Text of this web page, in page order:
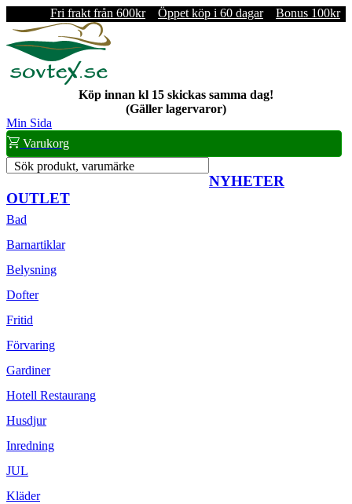
Fri frakt från 600kr Öppet köp i 60 dagar Bonus 100kr
Köp innan kl 15 skickas samma dag!
(Gäller lagervaror)
Min Sida
Varukorg
Sök produkt, varumärke
NYHETER
OUTLET
Bad
Barnartiklar
Belysning
Dofter
Fritid
Förvaring
Gardiner
Hotell Restaurang
Husdjur
Inredning
JUL
Kläder